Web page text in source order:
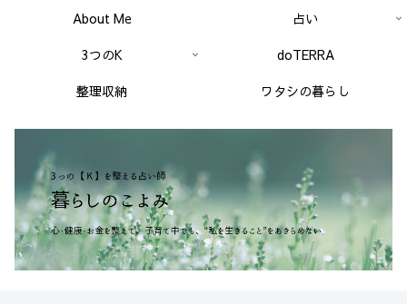
About Me
占い
3つのK
doTERRA
整理収納
ワタシの暮らし